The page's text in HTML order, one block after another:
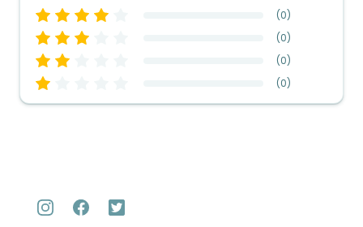
(0)
(0)
(0)
(0)